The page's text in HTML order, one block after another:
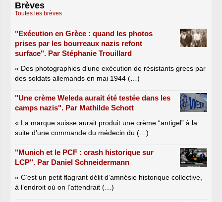
Brèves
Toutes les brèves
"Exécution en Grèce : quand les photos
prises par les bourreaux nazis refont
surface". Par Stéphanie Trouillard
« Des photographies d’une exécution de résistants grecs par
des soldats allemands en mai 1944 (…)
"Une crème Weleda aurait été testée dans les
camps nazis". Par Mathilde Schott
« La marque suisse aurait produit une crème “antigel” à la
suite d’une commande du médecin du (…)
"Munich et le PCF : crash historique sur
LCP". Par Daniel Schneidermann
« C’est un petit flagrant délit d’amnésie historique collective,
à l’endroit où on l’attendrait (…)